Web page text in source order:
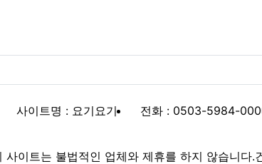
사이트명 : 요기요기 전화 : 0503-5984-
사이트는 불법적인 업체와 제휴를 하지 않습니다.